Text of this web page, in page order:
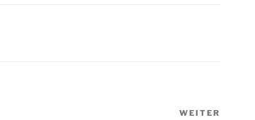
WEITER